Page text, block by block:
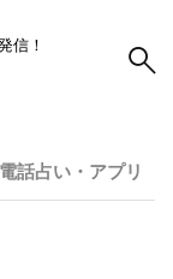
信！
電話占い・アプリ